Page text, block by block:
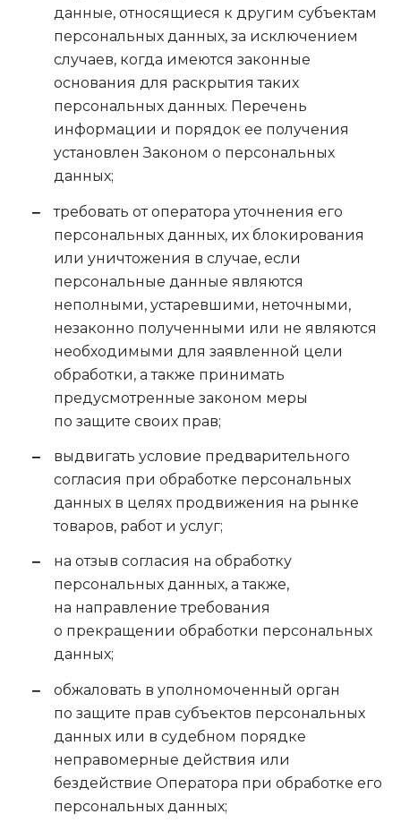
данные, относящиеся к другим субъектам
персональных данных, за исключением
случаев, когда имеются законные
основания для раскрытия таких
персональных данных. Перечень
информации и порядок ее получения
установлен Законом о персональных
данных;
требовать от оператора уточнения его
персональных данных, их блокирования
или уничтожения в случае, если
персональные данные являются
неполными, устаревшими, неточными,
незаконно полученными или не являются
необходимыми для заявленной цели
обработки, а также принимать
предусмотренные законом меры
по защите своих прав;
выдвигать условие предварительного
согласия при обработке персональных
данных в целях продвижения на рынке
товаров, работ и услуг;
на отзыв согласия на обработку
персональных данных, а также,
на направление требования
о прекращении обработки персональных
данных;
обжаловать в уполномоченный орган
по защите прав субъектов персональных
данных или в судебном порядке
неправомерные действия или
бездействие Оператора при обработке его
персональных данных;